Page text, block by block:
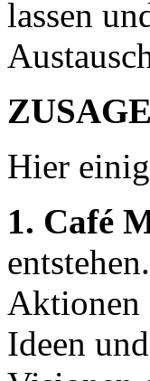
lassen
Hier
1. Café
Aktionen
Ideen